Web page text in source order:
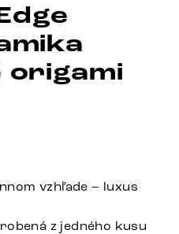
origami
vzhľade – luxus
z jedného kusu